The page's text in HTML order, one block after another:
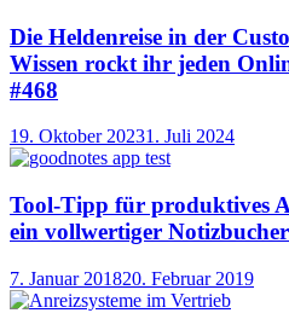
Die Heldenreise in der
Wissen rockt ihr jeden
#468
19. Oktober 20231. Juli 2024
Tool-Tipp für produktives
ein vollwertiger
7. Januar 201820. Februar 2019